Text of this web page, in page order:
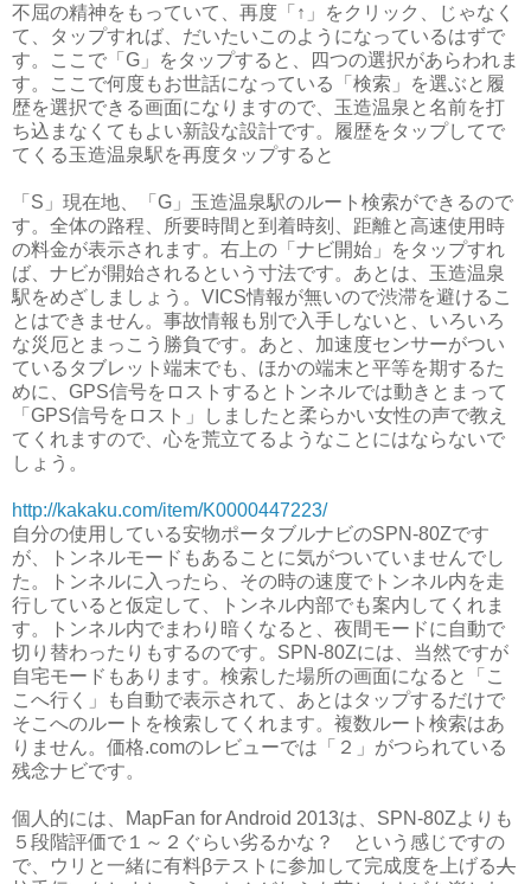
不屈の精神をもっていて、再度「↑」をクリック、じゃなく
て、タップすれば、だいたいこのようになっているはずで
す。ここで「G」をタップすると、四つの選択があらわれま
す。ここで何度もお世話になっている「検索」を選ぶと履
歴を選択できる画面になりますので、玉造温泉と名前を打
ち込まなくてもよい新設な設計です。履歴をタップしてで
てくる玉造温泉駅を再度タップすると
「S」現在地、「G」玉造温泉駅のルート検索ができるので
す。全体の路程、所要時間と到着時刻、距離と高速使用時
の料金が表示されます。右上の「ナビ開始」をタップすれ
ば、ナビが開始されるという寸法です。あとは、玉造温泉
駅をめざしましょう。VICS情報が無いので渋滞を避けるこ
とはできません。事故情報も別で入手しないと、いろいろ
な災厄とまっこう勝負です。あと、加速度センサーがつい
ているタブレット端末でも、ほかの端末と平等を期するた
めに、GPS信号をロストするとトンネルでは動きとまって
「GPS信号をロスト」しましたと柔らかい女性の声で教え
てくれますので、心を荒立てるようなことにはならないで
しょう。
http://kakaku.com/item/K0000447223/
自分の使用している安物ポータブルナビのSPN-80Zです
が、トンネルモードもあることに気がついていませんでし
た。トンネルに入ったら、その時の速度でトンネル内を走
行していると仮定して、トンネル内部でも案内してくれま
す。トンネル内でまわり暗くなると、夜間モードに自動で
切り替わったりもするのです。SPN-80Zには、当然ですが
自宅モードもあります。検索した場所の画面になると「こ
こへ行く」も自動で表示されて、あとはタップするだけで
そこへのルートを検索してくれます。複数ルート検索はあ
りません。価格.comのレビューでは「２」がつられている
残念ナビです。
個人的には、MapFan for Android 2013は、SPN-80Zよりも
５段階評価で１～２ぐらい劣るかな？ という感じですの
で、ウリと一緒に有料βテストに参加して完成度を上げる人